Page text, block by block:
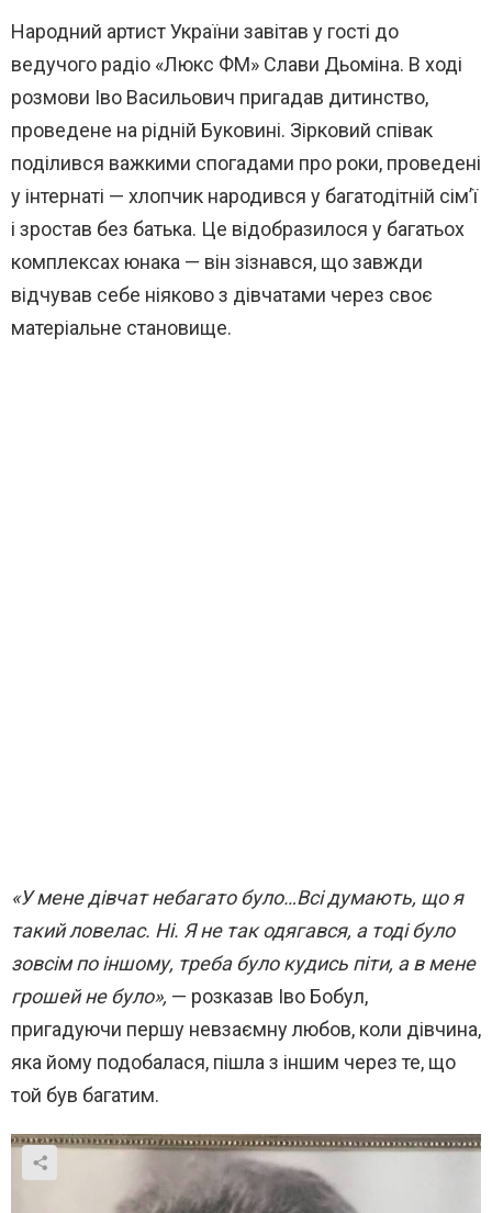
Народний артист України завітав у гості до
ведучого радіо «Люкс ФМ» Слави Дьоміна. В ході
розмови Іво Васильович пригадав дитинство,
проведене на рідній Буковині. Зірковий співак
поділився важкими спогадами про роки, проведені
у інтернаті — хлопчик народився у багатодітній сім’ї
і зростав без батька. Це відобразилося у багатьох
комплексах юнака — він зізнався, що завжди
відчував себе ніяково з дівчатами через своє
матеріальне становище.
«У мене дівчат небагато було…Всі думають, що я
такий ловелас. Ні. Я не так одягався, а тоді було
зовсім по іншому, треба було кудись піти, а в мене
грошей не було», — розказав Іво Бобул,
пригадуючи першу невзаємну любов, коли дівчина,
яка йому подобалася, пішла з іншим через те, що
той був багатим.